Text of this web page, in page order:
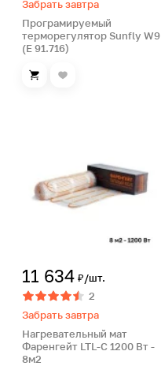
Забрать завтра
Програмируемый
терморегулятор Sunfly W9
(E 91.716)
11 634 ₽/шт.
2
Забрать завтра
Нагревательный мат
Фаренгейт LTL-C 1200 Вт -
8м2